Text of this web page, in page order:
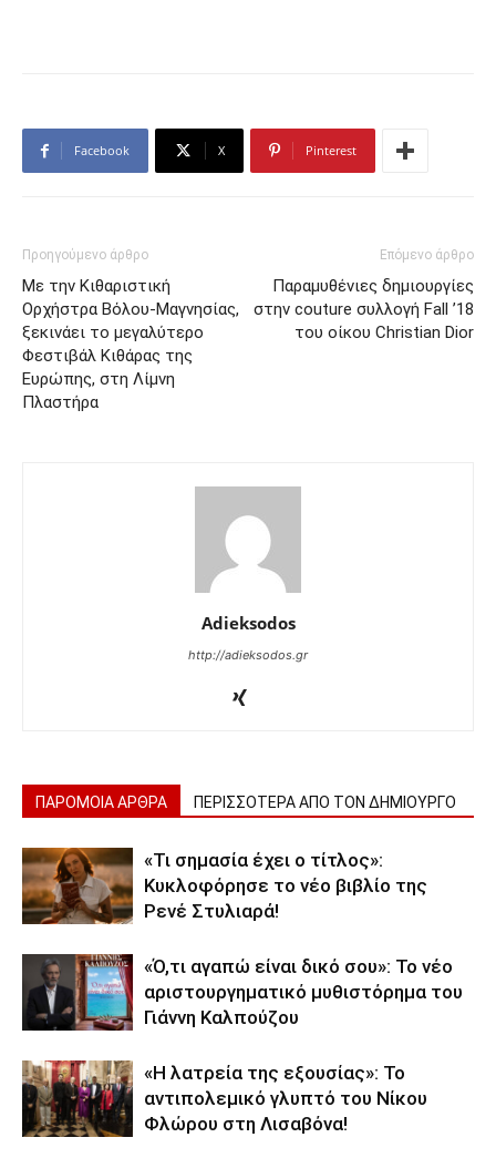
Facebook X Pinterest
Προηγούμενο άρθρο
Με την Κιθαριστική
Ορχήστρα Βόλου-Μαγνησίας,
ξεκινάει το μεγαλύτερο
Φεστιβάλ Κιθάρας της
Ευρώπης, στη Λίμνη
Πλαστήρα
Επόμενο άρθρο
Παραμυθένιες δημιουργίες
στην couture συλλογή Fall ’18
του οίκου Christian Dior
Adieksodos
http://adieksodos.gr
ΠΑΡΟΜΟΙΑ ΑΡΘΡΑ ΠΕΡΙΣΣΟΤΕΡΑ ΑΠΟ ΤΟΝ ΔΗΜΙΟΥΡΓΟ
«Τι σημασία έχει ο τίτλος»:
Κυκλοφόρησε το νέο βιβλίο της
Ρενέ Στυλιαρά!
«Ό,τι αγαπώ είναι δικό σου»: Το νέο
αριστουργηματικό μυθιστόρημα του
Γιάννη Καλπούζου
«Η λατρεία της εξουσίας»: Το
αντιπολεμικό γλυπτό του Νίκου
Φλώρου στη Λισαβόνα!